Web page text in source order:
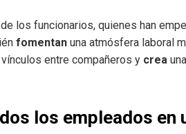
los funcionarios, quienes han
fomentan una atmósfera laboral
entre compañeros y crea
los empleados en